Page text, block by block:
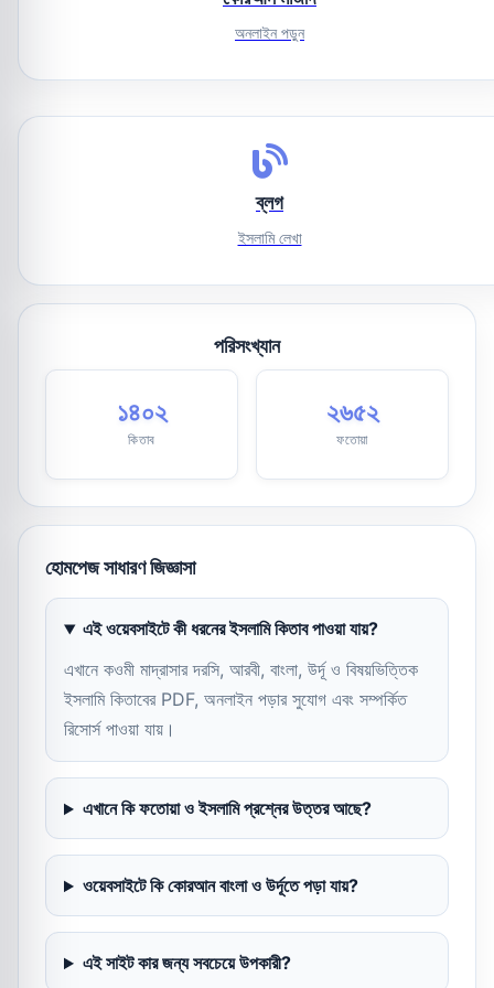
অনলাইন পড়ুন
ব্লগ
ইসলামি লেখা
পরিসংখ্যান
১৪০২
কিতাব
২৬৫২
ফতোয়া
হোমপেজ সাধারণ জিজ্ঞাসা
এই ওয়েবসাইটে কী ধরনের ইসলামি কিতাব পাওয়া যায়?
এখানে কওমী মাদ্রাসার দরসি, আরবী, বাংলা, উর্দূ ও বিষয়ভিত্তিক
ইসলামি কিতাবের PDF, অনলাইন পড়ার সুযোগ এবং সম্পর্কিত
রিসোর্স পাওয়া যায়।
এখানে কি ফতোয়া ও ইসলামি প্রশ্নের উত্তর আছে?
ওয়েবসাইটে কি কোরআন বাংলা ও উর্দূতে পড়া যায়?
এই সাইট কার জন্য সবচেয়ে উপকারী?